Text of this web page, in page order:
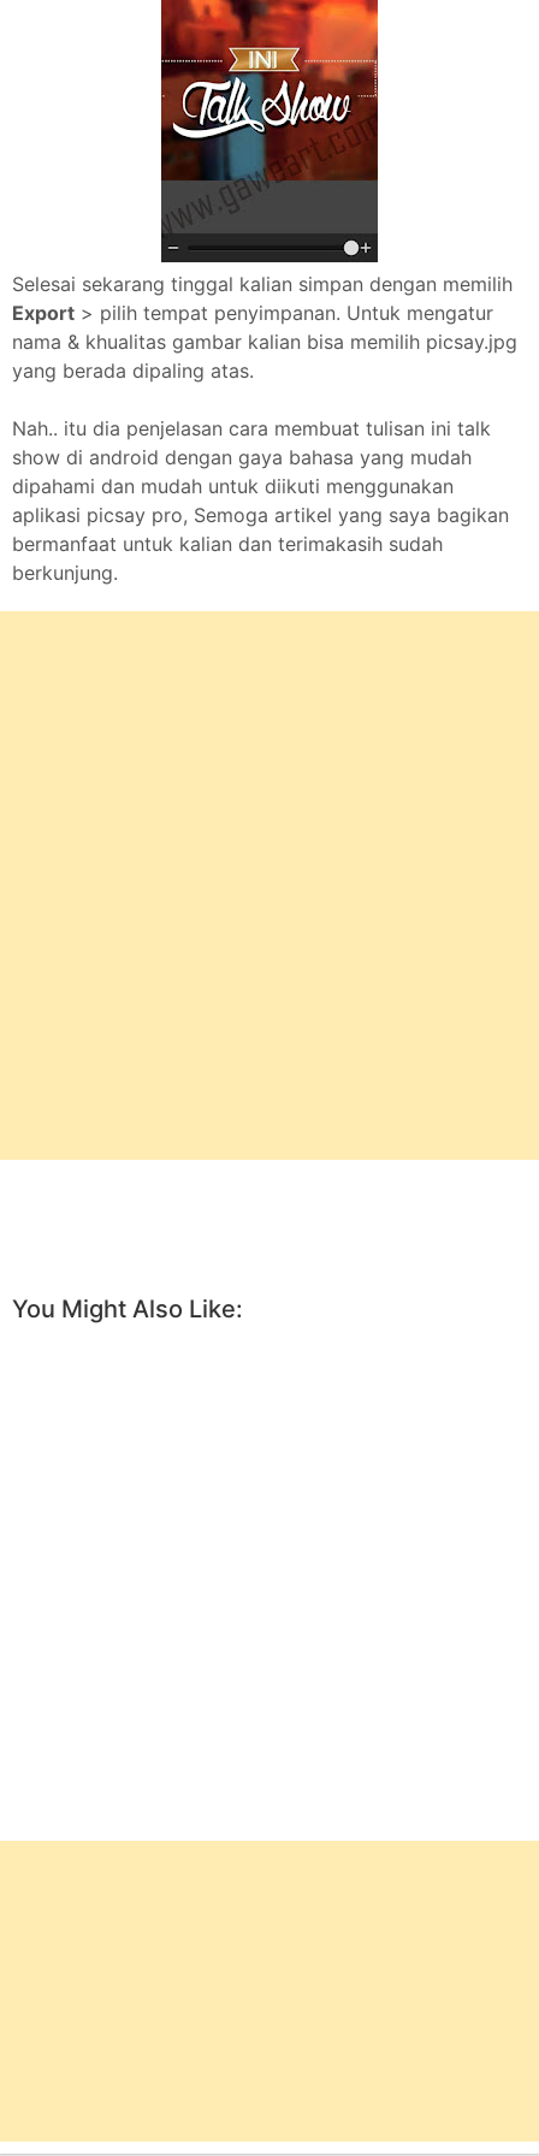
Selesai sekarang tinggal kalian simpan dengan memilih
Export > pilih tempat penyimpanan. Untuk mengatur
nama & khualitas gambar kalian bisa memilih picsay.jpg
yang berada dipaling atas.
Nah.. itu dia penjelasan cara membuat tulisan ini talk
show di android dengan gaya bahasa yang mudah
dipahami dan mudah untuk diikuti menggunakan
aplikasi picsay pro, Semoga artikel yang saya bagikan
bermanfaat untuk kalian dan terimakasih sudah
berkunjung.
You Might Also Like: